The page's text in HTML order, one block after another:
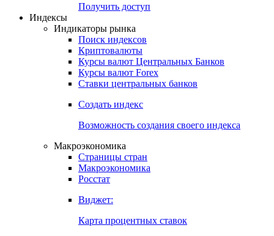
Получить доступ
Индексы
Индикаторы рынка
Поиск индексов
Криптовалюты
Курсы валют Центральных Банков
Курсы валют Forex
Ставки центральных банков
Создать индекс
Возможность создания своего индекса
Макроэкономика
Страницы стран
Макроэкономика
Росстат
Виджет:
Карта процентных ставок